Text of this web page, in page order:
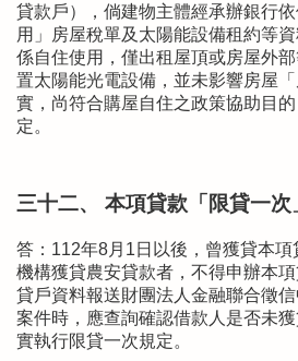
貸款戶），倘建物主體經承辦銀行
用」房屋稅單及太陽能設備租約等
係自住使用，僅出租屋頂或房屋外
置太陽能光電設備，並未影響房屋
實，尚符合購屋自住之政策協助目
定。
三十二、 本項貸款「限貸一次
答：112年8月1日以後，曾獲貸本
機構獲貸農安貸款者，不得申辦本
貸戶資料報送財團法人金融聯合徵
案件時，應查詢確認借款人是否未
實執行限貸一次規定。